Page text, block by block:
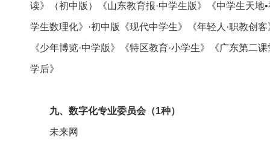
读》（初中版）《山东教育报·中学生版》《中学生天
学生数理化》·初中版《现代中学生》《年轻人·职教创
《少年博览·中学版》《特区教育·小学生》《广东第二
学后》
九、数字化专业委员会（1种）
未来网